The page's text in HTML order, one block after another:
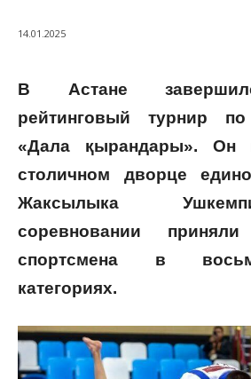
14.01.2025
В Астане
рейтинговый турнир
«Дала қырандары». Он
столичном дворце
Жаксылыка
соревновании
спортсмена в
категориях.